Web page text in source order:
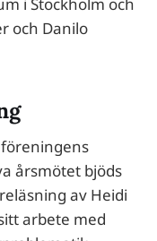
och Danilo
årsmötet bjöds
av Heidi
arbete med